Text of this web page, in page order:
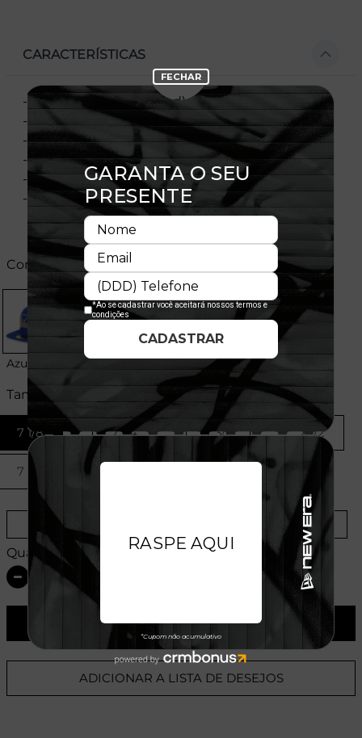
CARACTERÍSTICAS
- Modelo fechado (Fitted), vendido por tamanho
- Copa estruturada
- Aba reta
- Flag New Era bordada na lateral esquerda
- Licença oficial
- Composição:100% Poliéster
Cores:
Azul
Tamanhos:
7 1/8 7 1/4 7 3/8 7 1/2
7 5/8
Provador Virtual Tabela de Medidas
Quantidade:
ADICIONAR AO CARRINHO
ADICIONAR A LISTA DE DESEJOS